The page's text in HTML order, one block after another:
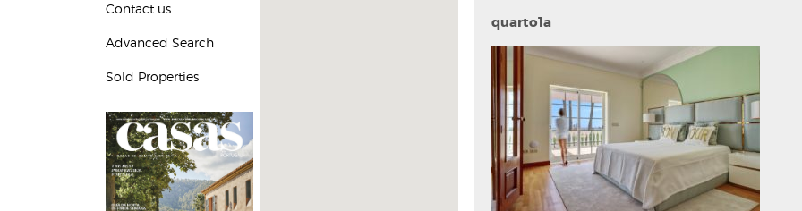
Contact us
Advanced Search
Sold Properties
quarto1a